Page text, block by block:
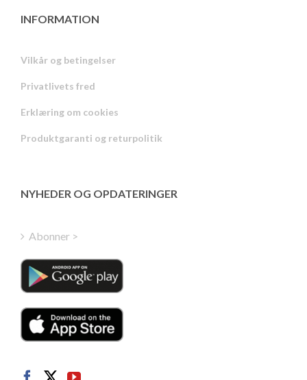
INFORMATION
Vilkår og betingelser
Privatlivets fred
Erklæring om cookies
Produktgaranti og returpolitik
NYHEDER OG OPDATERINGER
Abonner >